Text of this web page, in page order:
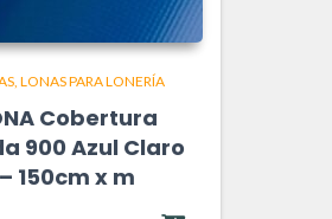
LONAS PARA LONERÍA
Cobertura
900 Azul Claro
– 150cm x m